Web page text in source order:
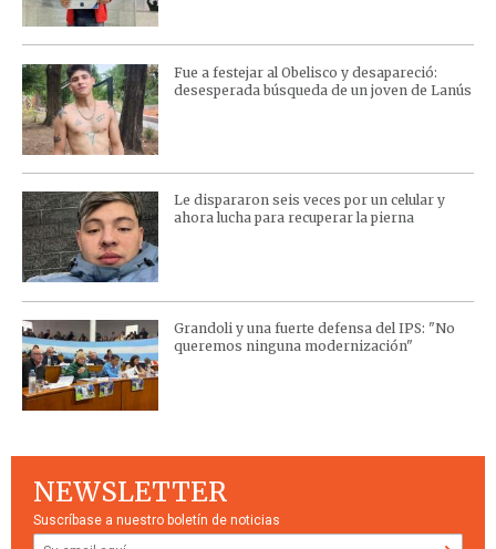
Fue a festejar al Obelisco y desapareció:
desesperada búsqueda de un joven de Lanús
Le dispararon seis veces por un celular y
ahora lucha para recuperar la pierna
Grandoli y una fuerte defensa del IPS: "No
queremos ninguna modernización"
NEWSLETTER
Suscríbase a nuestro boletín de noticias